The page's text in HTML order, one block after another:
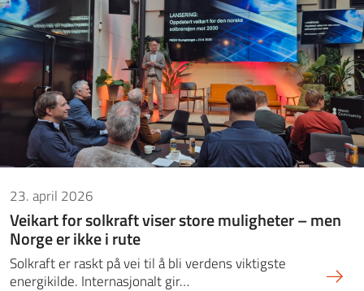
IFE
PRESSE ENGLISH
23. april 2026
Veikart for solkraft viser store muligheter – men
Norge er ikke i rute
Solkraft er raskt på vei til å bli verdens viktigste
energikilde. Internasjonalt gir…